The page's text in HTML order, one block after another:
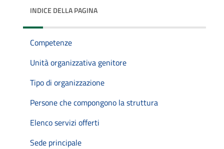
INDICE DELLA PAGINA
Competenze
Unità organizzativa genitore
Tipo di organizzazione
Persone che compongono la struttura
Elenco servizi offerti
Sede principale